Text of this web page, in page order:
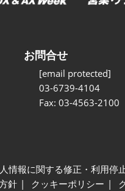
お問合せ
[email protected]
03-6739-4104
Fax: 03-4563-2100
情報に関する修正・利用停
針
クッキーポリシー